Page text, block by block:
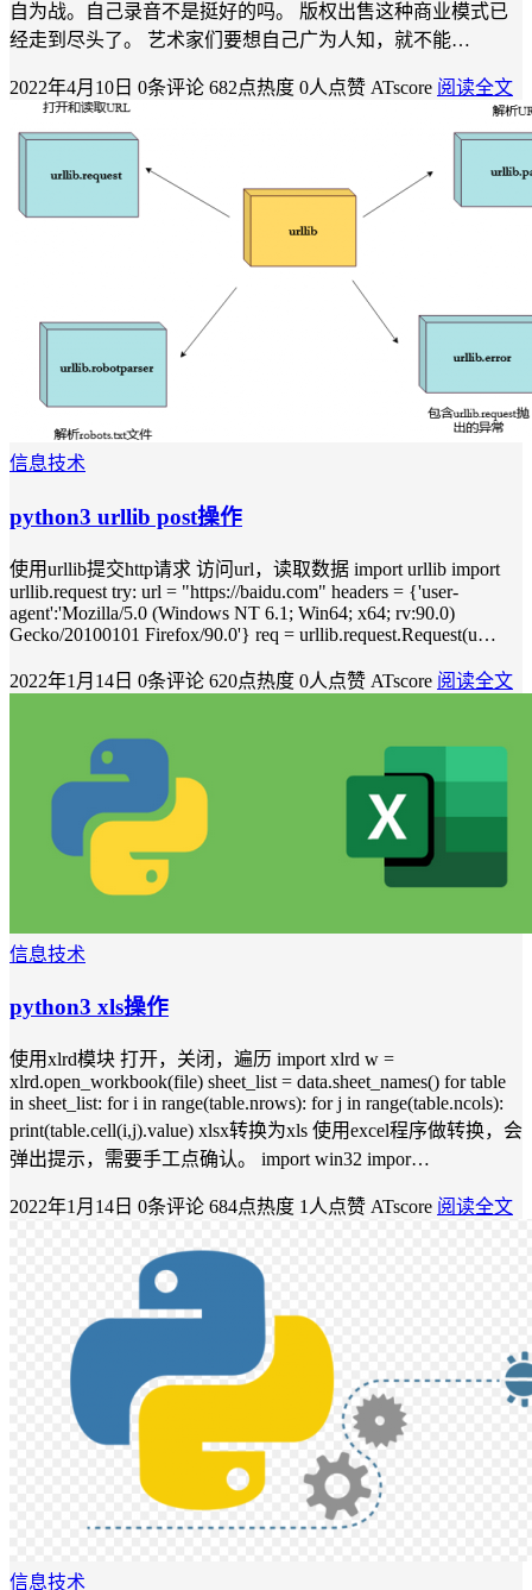
自为战。自己录音不是挺好的吗。 版权出售这种商业模式已
经走到尽头了。 艺术家们要想自己广为人知，就不能…
2022年4月10日 0条评论 682点热度 0人点赞 ATscore 阅读全文
信息技术
python3 urllib post操作
使用urllib提交http请求 访问url，读取数据 import urllib import
urllib.request try: url = "https://baidu.com" headers = {'user-
agent':'Mozilla/5.0 (Windows NT 6.1; Win64; x64; rv:90.0)
Gecko/20100101 Firefox/90.0'} req = urllib.request.Request(u…
2022年1月14日 0条评论 620点热度 0人点赞 ATscore 阅读全文
信息技术
python3 xls操作
使用xlrd模块 打开，关闭，遍历 import xlrd w =
xlrd.open_workbook(file) sheet_list = data.sheet_names() for table
in sheet_list: for i in range(table.nrows): for j in range(table.ncols):
print(table.cell(i,j).value) xlsx转换为xls 使用excel程序做转换，会
弹出提示，需要手工点确认。 import win32 impor…
2022年1月14日 0条评论 684点热度 1人点赞 ATscore 阅读全文
信息技术